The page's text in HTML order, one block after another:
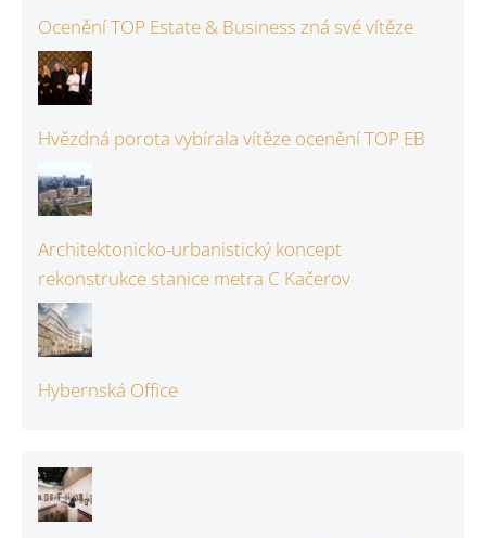
Ocenění TOP Estate & Business zná své vítěze
Hvězdná porota vybírala vítěze ocenění TOP EB
Architektonicko-urbanistický koncept
rekonstrukce stanice metra C Kačerov
Hybernská Office